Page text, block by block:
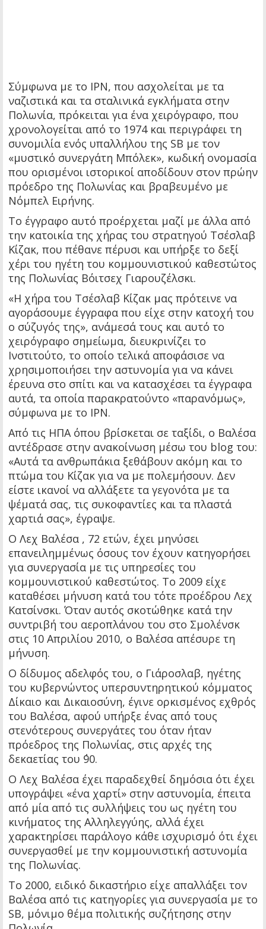
Σύμφωνα με το IPN, που ασχολείται με τα
ναζιστικά και τα σταλινικά εγκλήματα στην
Πολωνία, πρόκειται για ένα χειρόγραφο, που
χρονολογείται από το 1974 και περιγράφει τη
συνομιλία ενός υπαλλήλου της SB με τον
«μυστικό συνεργάτη Μπόλεκ», κωδική ονομασία
που ορισμένοι ιστορικοί αποδίδουν στον πρώην
πρόεδρο της Πολωνίας και βραβευμένο με
Νόμπελ Ειρήνης.
Το έγγραφο αυτό προέρχεται μαζί με άλλα από
την κατοικία της χήρας του στρατηγού Τσέσλαβ
Κίζακ, που πέθανε πέρυσι και υπήρξε το δεξί
χέρι του ηγέτη του κομμουνιστικού καθεστώτος
της Πολωνίας Βόιτσεχ Γιαρουζέλσκι.
«Η χήρα του Τσέσλαβ Κίζακ μας πρότεινε να
αγοράσουμε έγγραφα που είχε στην κατοχή του
ο σύζυγός της», ανάμεσά τους και αυτό το
χειρόγραφο σημείωμα, διευκρινίζει το
Ινστιτούτο, το οποίο τελικά αποφάσισε να
χρησιμοποιήσει την αστυνομία για να κάνει
έρευνα στο σπίτι και να κατασχέσει τα έγγραφα
αυτά, τα οποία παρακρατούντο «παρανόμως»,
σύμφωνα με το IPN.
Από τις ΗΠΑ όπου βρίσκεται σε ταξίδι, ο Βαλέσα
αντέδρασε στην ανακοίνωση μέσω του blog του:
«Αυτά τα ανθρωπάκια ξεθάβουν ακόμη και το
πτώμα του Κίζακ για να με πολεμήσουν. Δεν
είστε ικανοί να αλλάξετε τα γεγονότα με τα
ψέματά σας, τις συκοφαντίες και τα πλαστά
χαρτιά σας», έγραψε.
Ο Λεχ Βαλέσα , 72 ετών, έχει μηνύσει
επανειλημμένως όσους τον έχουν κατηγορήσει
για συνεργασία με τις υπηρεσίες του
κομμουνιστικού καθεστώτος. Το 2009 είχε
καταθέσει μήνυση κατά του τότε προέδρου Λεχ
Κατσίνσκι. Όταν αυτός σκοτώθηκε κατά την
συντριβή του αεροπλάνου του στο Σμολένσκ
στις 10 Απριλίου 2010, ο Βαλέσα απέσυρε τη
μήνυση.
Ο δίδυμος αδελφός του, ο Γιάροσλαβ, ηγέτης
του κυβερνώντος υπερσυντηρητικού κόμματος
Δίκαιο και Δικαιοσύνη, έγινε ορκισμένος εχθρός
του Βαλέσα, αφού υπήρξε ένας από τους
στενότερους συνεργάτες του όταν ήταν
πρόεδρος της Πολωνίας, στις αρχές της
δεκαετίας του ΄90.
Ο Λεχ Βαλέσα έχει παραδεχθεί δημόσια ότι έχει
υπογράψει «ένα χαρτί» στην αστυνομία, έπειτα
από μία από τις συλλήψεις του ως ηγέτη του
κινήματος της Αλληλεγγύης, αλλά έχει
χαρακτηρίσει παράλογο κάθε ισχυρισμό ότι έχει
συνεργασθεί με την κομμουνιστική αστυνομία
της Πολωνίας.
Το 2000, ειδικό δικαστήριο είχε απαλλάξει τον
Βαλέσα από τις κατηγορίες για συνεργασία με το
SB, μόνιμο θέμα πολιτικής συζήτησης στην